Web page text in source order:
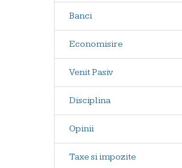
Banci
Economisire
Venit Pasiv
Disciplina
Opinii
Taxe si impozite